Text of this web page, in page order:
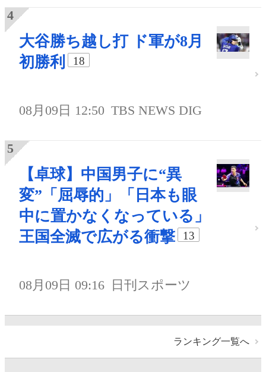
大谷勝ち越し打 ド軍が8月
初勝利
18
08月09日 12:50 TBS NEWS DIG
【卓球】中国男子に“異
変”「屈辱的」「日本も眼
中に置かなくなっている」
王国全滅で広がる衝撃
13
08月09日 09:16 日刊スポーツ
ランキング一覧へ